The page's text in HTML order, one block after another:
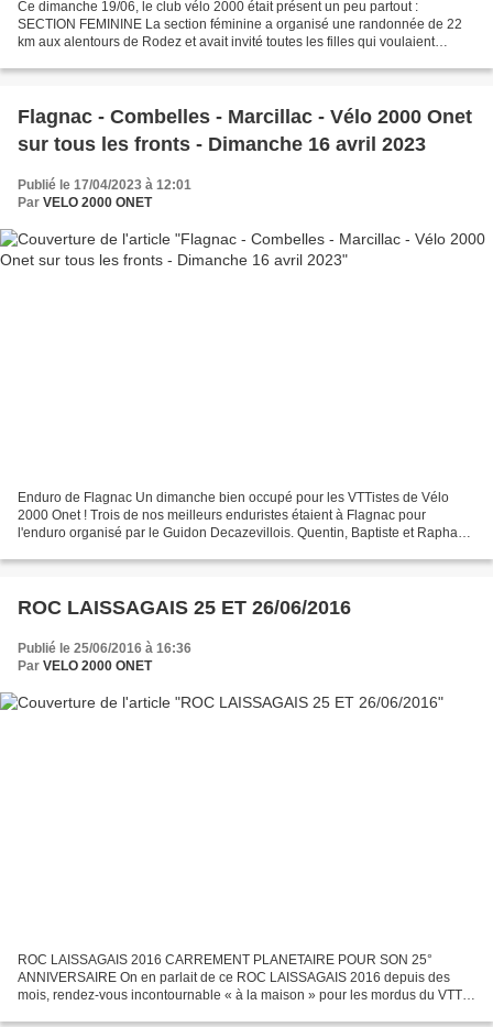
Ce dimanche 19/06, le club vélo 2000 était présent un peu partout :
SECTION FEMININE La section féminine a organisé une randonnée de 22
km aux alentours de Rodez et avait invité toutes les filles qui voulaient
Flagnac - Combelles - Marcillac - Vélo 2000 Onet
sur tous les fronts - Dimanche 16 avril 2023
Publié le 17/04/2023 à 12:01
Par VELO 2000 ONET
Enduro de Flagnac Un dimanche bien occupé pour les VTTistes de Vélo
2000 Onet ! Trois de nos meilleurs enduristes étaient à Flagnac pour
l'enduro organisé par le Guidon Decazevillois. Quentin, Baptiste et Raphaël
ROC LAISSAGAIS 25 ET 26/06/2016
Publié le 25/06/2016 à 16:36
Par VELO 2000 ONET
ROC LAISSAGAIS 2016 CARREMENT PLANETAIRE POUR SON 25°
ANNIVERSAIRE On en parlait de ce ROC LAISSAGAIS 2016 depuis des
mois, rendez-vous incontournable « à la maison » pour les mordus du VTT